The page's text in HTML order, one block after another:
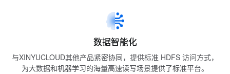
数据智能化
与XINYUCLOUD其他产品紧密协同，提供标准 HDFS 访问方式，
为大数据和机器学习的海量高速读写场景提供了标准平台。